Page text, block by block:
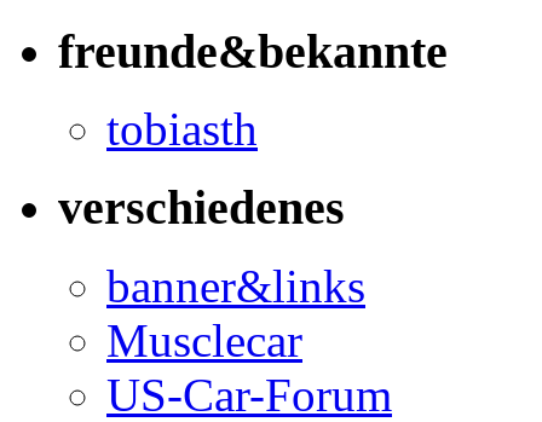
freunde&bekannte
tobiasth
verschiedenes
banner&links
Musclecar
US-Car-Forum